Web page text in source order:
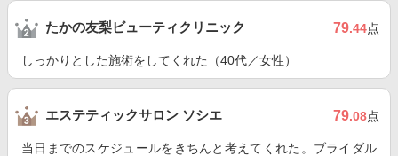
たかの友梨ビューティクリニック 79.44点
しっかりとした施術をしてくれた（40代／女性）
エステティックサロン ソシエ 79.08点
当日までのスケジュールをきちんと考えてくれた。ブライダル